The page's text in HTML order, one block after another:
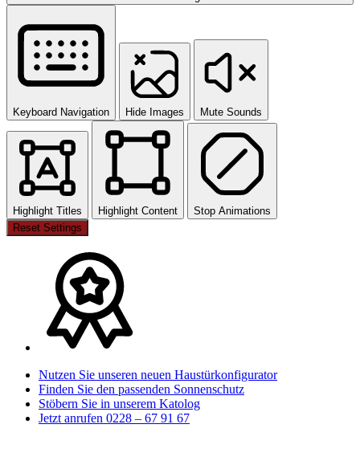
Keyboard Navigation Hide Images Mute Sounds
Highlight Titles Highlight Content
Stop Animations
Reset Settings
Nutzen Sie unseren neuen Haustürkonfigurator
Finden Sie den passenden Sonnenschutz
Stöbern Sie in unserem Katolog
Jetzt anrufen 0228 – 67 91 67